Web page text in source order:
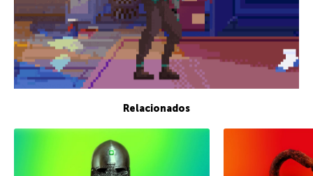
Relacionados